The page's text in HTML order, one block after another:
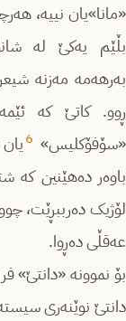
«مانا»یان نییە،
بڵێم یەکێ لە
بەرهەمە مەزنە
ڕوو. کاتێ کە
«سۆفۆکلیس» 6
باوەر دەهێنین کە
لۆژیک دەرببڕێت،
عەقڵی دەڕوا.
بۆ نموونە «دانتێ»
دانتێ نوێنەری